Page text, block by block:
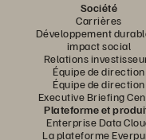
Société
Carrières
Développement
impact social
Relations
Équipe de direction
Équipe de direction
Executive Briefing
Plateforme et
Enterprise Data
La plateforme